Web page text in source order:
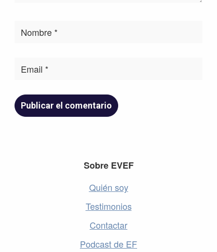
Sobre EVEF
Quién soy
Testimonios
Contactar
Podcast de EF